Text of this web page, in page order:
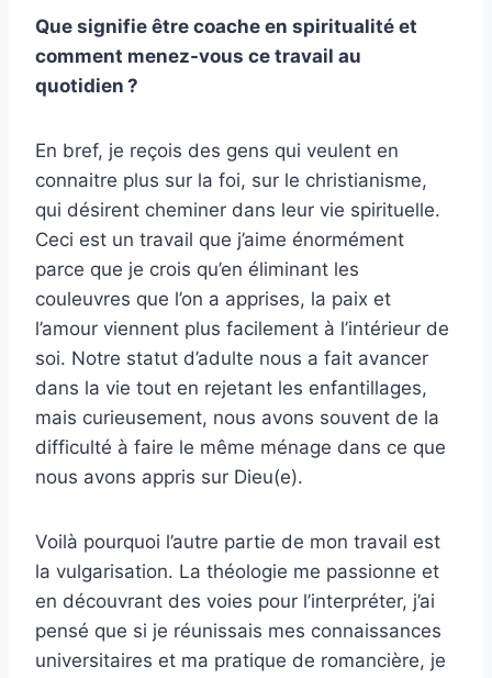
Que signifie être coache en spiritualité et
comment menez-vous ce travail au
quotidien ?
En bref, je reçois des gens qui veulent en
connaitre plus sur la foi, sur le christianisme,
qui désirent cheminer dans leur vie spirituelle.
Ceci est un travail que j’aime énormément
parce que je crois qu’en éliminant les
couleuvres que l’on a apprises, la paix et
l’amour viennent plus facilement à l’intérieur de
soi. Notre statut d’adulte nous a fait avancer
dans la vie tout en rejetant les enfantillages,
mais curieusement, nous avons souvent de la
difficulté à faire le même ménage dans ce que
nous avons appris sur Dieu(e).
Voilà pourquoi l’autre partie de mon travail est
la vulgarisation. La théologie me passionne et
en découvrant des voies pour l’interpréter, j’ai
pensé que si je réunissais mes connaissances
universitaires et ma pratique de romancière, je